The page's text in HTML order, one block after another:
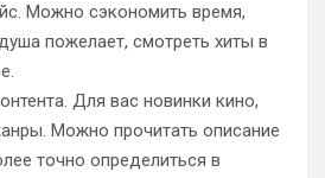
Можно сэкономить время,
пожелает, смотреть хиты в
Для вас новинки кино,
Можно прочитать описание
точно определиться в